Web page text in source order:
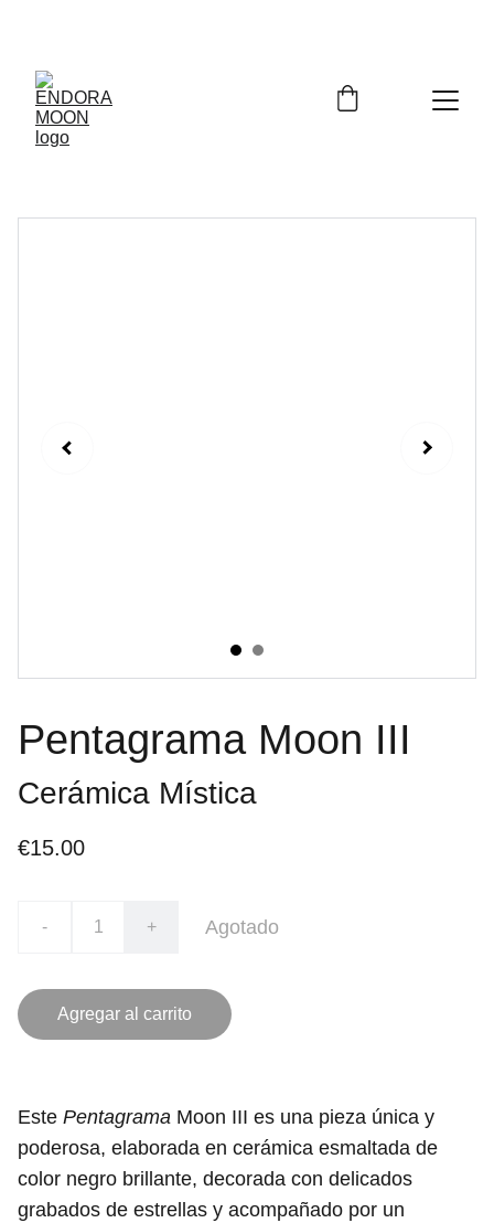
Pentagrama Moon III
Cerámica Mística
€15.00
- + Agotado
Agregar al carrito
Este Pentagrama Moon III es una pieza única y
poderosa, elaborada en cerámica esmaltada de
color negro brillante, decorada con delicados
grabados de estrellas y acompañado por un